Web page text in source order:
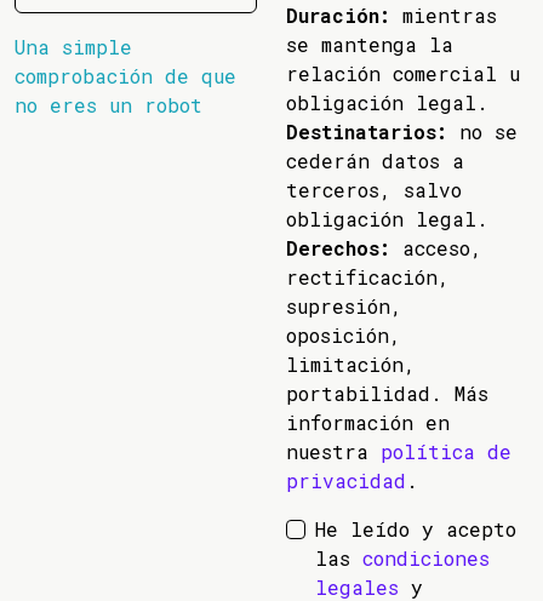
Una simple
comprobación de que
no eres un robot
Duración:
mientras
se mantenga la
relación comercial u
obligación legal.
Destinatarios:
no se
cederán datos a
terceros, salvo
obligación legal.
Derechos:
acceso,
rectificación,
supresión,
oposición,
limitación,
portabilidad. Más
información en
nuestra política de
privacidad .
He leído y acepto
las condiciones
legales y